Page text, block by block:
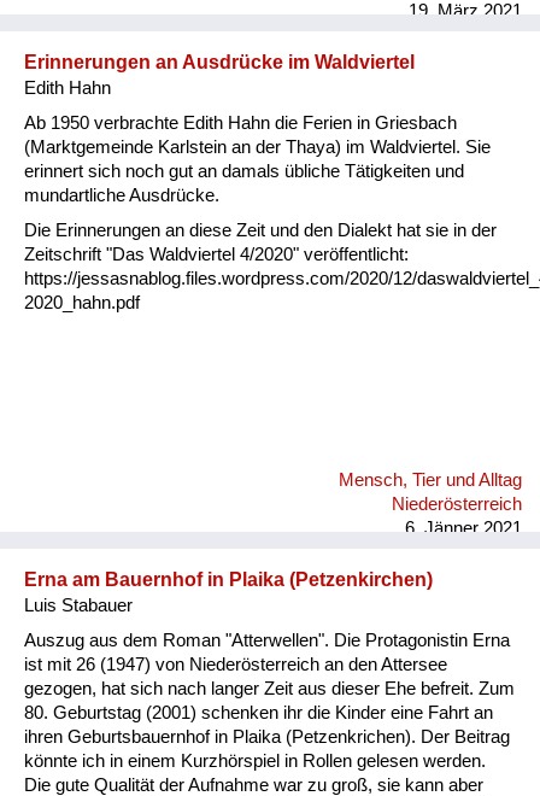
19. März 2021
Erinnerungen an Ausdrücke im Waldviertel
Edith Hahn
Ab 1950 verbrachte Edith Hahn die Ferien in Griesbach
(Marktgemeinde Karlstein an der Thaya) im Waldviertel. Sie
erinnert sich noch gut an damals übliche Tätigkeiten und
mundartliche Ausdrücke.
Die Erinnerungen an diese Zeit und den Dialekt hat sie in der
Zeitschrift "Das Waldviertel 4/2020" veröffentlicht:
https://jessasnablog.files.wordpress.com/2020/12/
2020_hahn.pdf
Mensch, Tier und Alltag
Niederösterreich
6. Jänner 2021
Erna am Bauernhof in Plaika (Petzenkirchen)
Luis Stabauer
Auszug aus dem Roman "Atterwellen". Die Protagonistin Erna
ist mit 26 (1947) von Niederösterreich an den Attersee
gezogen, hat sich nach langer Zeit aus dieser Ehe befreit. Zum
80. Geburtstag (2001) schenken ihr die Kinder eine Fahrt an
ihren Geburtsbauernhof in Plaika (Petzenkrichen). Der Beitrag
könnte ich in einem Kurzhörspiel in Rollen gelesen werden.
Die gute Qualität der Aufnahme war zu groß, sie kann aber